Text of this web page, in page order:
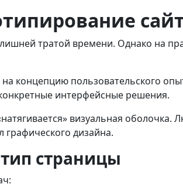
тратой времени. Однако на
концепцию пользовательского
интерфейсные решения.
визуальная оболочка.
графического дизайна.
страницы